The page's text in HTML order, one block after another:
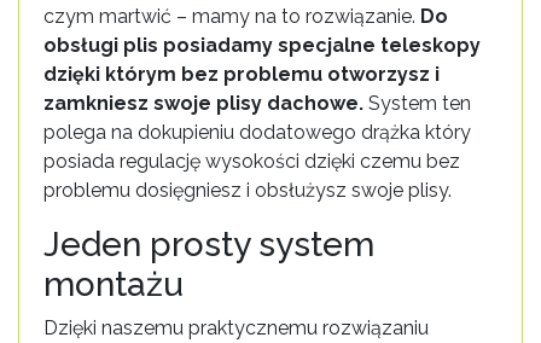
czym martwić – mamy na to rozwiązanie. Do
obsługi plis posiadamy specjalne teleskopy
dzięki którym bez problemu otworzysz i
zamkniesz swoje plisy dachowe. System ten
polega na dokupieniu dodatowego drążka który
posiada regulację wysokości dzięki czemu bez
problemu dosięgniesz i obsłużysz swoje plisy.
Jeden prosty system
montażu
Dzięki naszemu praktycznemu rozwiązaniu